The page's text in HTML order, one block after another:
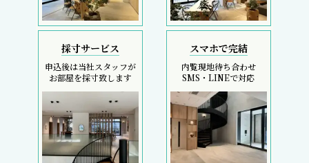
採寸サービス
申込後は当社スタッフが
お部屋を採寸致します
スマホで完結
内覧現地待ち合わせ
SMS・LINEで対応